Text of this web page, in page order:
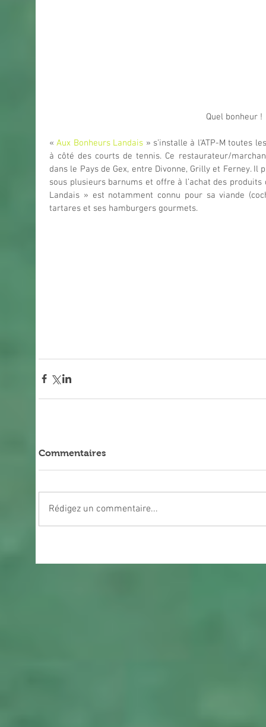
Quel bonheur !
« Aux Bonheurs Landais » s’installe à l'ATP-M toutes
à côté des courts de tennis. Ce restaurateur/
dans le Pays de Gex, entre Divonne, Grilly et Ferney.
sous plusieurs barnums et offre à l’achat des
Landais » est notamment connu pour sa viande
tartares et ses hamburgers gourmets.
Commentaires
Rédigez un commentaire...